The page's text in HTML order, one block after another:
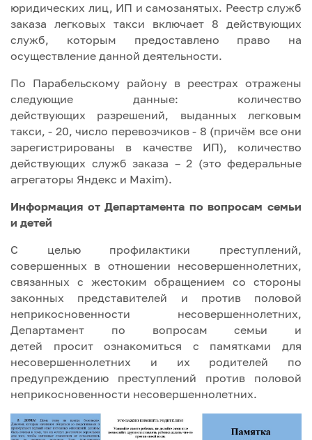
юридических лиц, ИП и самозанятых. Реестр служб
заказа легковых такси включает 8 действующих
служб, которым предоставлено право на
осуществление данной деятельности.
По Парабельскому району в реестрах отражены
следующие данные: количество
действующих разрешений, выданных легковым
такси, - 20, число перевозчиков - 8 (причём все они
зарегистрированы в качестве ИП), количество
действующих служб заказа – 2 (это федеральные
агрегаторы Яндекс и Maxim).
Информация от Департамента по вопросам семьи
и детей
С целью профилактики преступлений,
совершенных в отношении несовершеннолетних,
связанных с жестоким обращением со стороны
законных представителей и против половой
неприкосновенности несовершеннолетних,
Департамент по вопросам семьи и
детей просит ознакомиться с памятками для
несовершеннолетних и их родителей по
предупреждению преступлений против половой
неприкосновенности несовершеннолетних.